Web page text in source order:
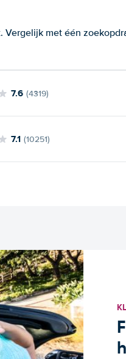
Vergelijk met één
7.6 (4319)
7.1 (10251)